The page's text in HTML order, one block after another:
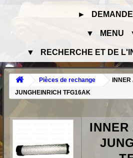
►
▼ MENU
▼ RECHERCHE ET DE
Pièces de rechange
JUNGHEINRICH TFG16AK
INNER